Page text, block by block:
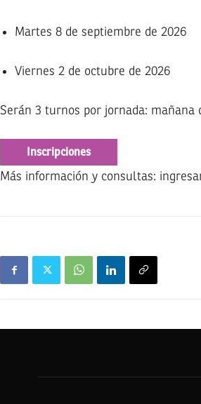
Martes 8 de septiembre de 2026
Viernes 2 de octubre de 2026
Serán 3 turnos por jornada: mañana
Inscripciones
Más información y consultas: